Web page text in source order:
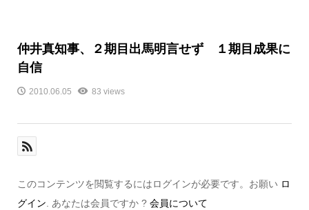
仲井真知事、２期目出馬明言せず １期目成果に
自信
2010.06.05 83 views
このコンテンツを閲覧するにはログインが必要です。お願い ロ
グイン . あなたは会員ですか ? 会員について